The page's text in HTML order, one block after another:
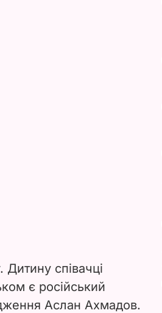
Дитину співачці
є російський
Аслан Ахмадов.